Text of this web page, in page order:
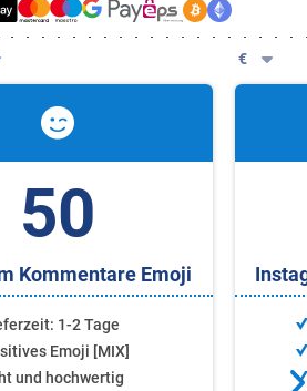
€
50
Kommentare Emoji
1-2 Tage
Emoji [MIX]
und hochwertig